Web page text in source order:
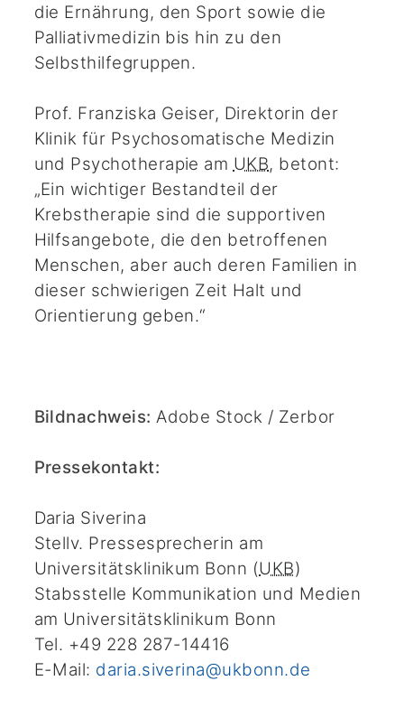
die Ernährung, den Sport sowie die
Palliativmedizin bis hin zu den
Selbsthilfegruppen.
Prof. Franziska Geiser, Direktorin der
Klinik für Psychosomatische Medizin
und Psychotherapie am UKB, betont:
„Ein wichtiger Bestandteil der
Krebstherapie sind die supportiven
Hilfsangebote, die den betroffenen
Menschen, aber auch deren Familien in
dieser schwierigen Zeit Halt und
Orientierung geben.“
Bildnachweis: Adobe Stock / Zerbor
Pressekontakt:
Daria Siverina
Stellv. Pressesprecherin am
Universitätsklinikum Bonn (UKB)
Stabsstelle Kommunikation und Medien
am Universitätsklinikum Bonn
Tel. +49 228 287-14416
E-Mail: daria.siverina@ukbonn.de